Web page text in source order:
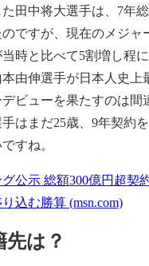
田中将大選手は、7年
ですが、現在のメジャ
時と比べて5割増し程
由伸選手が日本人史上
ビューを果たすのは間
はまだ25歳、9年契約
すね。
公示 総額300億円超契
込む勝算 (msn.com)
先は？